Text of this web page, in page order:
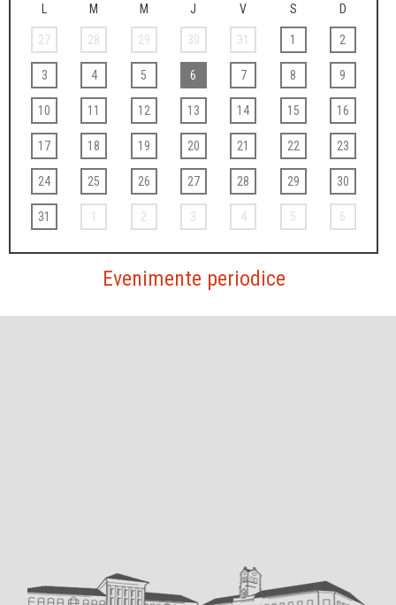
M M J V S D
27 28 29 30 31 1 2
3 4 5 6 7 8 9
10 11 12 13 14 15 16
17 18 19 20 21 22 23
24 25 26 27 28 29 30
31 1 2 3 4 5 6
Evenimente periodice